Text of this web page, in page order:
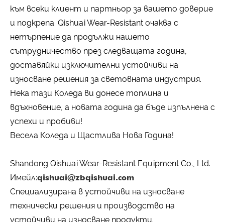
към всеки клиент и партньор за вашето доверие
и подкрепа. Qishuai Wear-Resistant очаква с
нетърпение да продължи нашето
сътрудничество през следващата година,
доставяйки изключителни устойчиви на
износване решения за световната индустрия.
Нека тази Коледа ви донесе топлина и
вдъхновение, а новата година да бъде изпълнена с
успехи и пробиви!
Весела Коледа и Щастлива Нова Година!
Shandong Qishuai Wear-Resistant Equipment Co., Ltd.
Имейл:qishuai@zbqishuai.com
Специализирана в устойчиви на износване
технически решения и производство на
устойчиви на износване продукти.